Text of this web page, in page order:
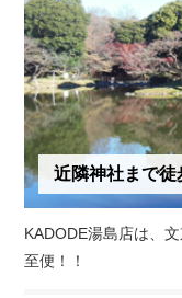
近隣神社まで徒
KADODE湯島店は、
至便！！